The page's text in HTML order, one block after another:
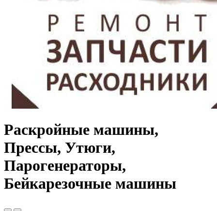
Раскройные машины,
Прессы, Утюги,
Парогенераторы,
Бейкарезочные машины